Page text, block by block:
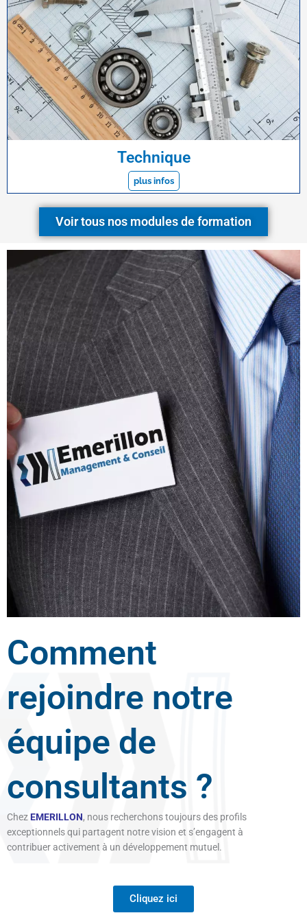
Technique
plus infos
Voir tous nos modules de formation
Comment
rejoindre notre
équipe de
consultants ?
Chez EMERILLON, nous recherchons toujours des profils
exceptionnels qui partagent notre vision et s’engagent à
contribuer activement à un développement mutuel.
Cliquez ici